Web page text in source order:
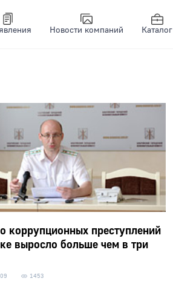
Новости компаний Каталог
коррупционных преступлений
выросло больше чем в три
1453